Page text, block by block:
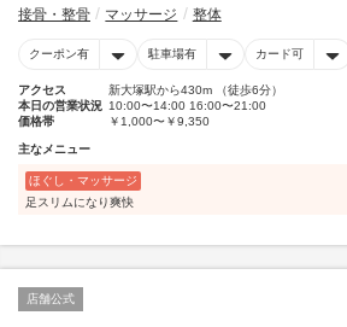
接骨・整骨 マッサージ 整体
クーポン有 駐車場有 カード可
アクセス
新大塚駅から430m （徒歩6分）
本日の営業状況 10:00〜14:00 16:00〜21:00
価格帯
￥1,000〜￥9,350
主なメニュー
ほぐし・マッサージ
足スリムになり爽快
店舗公式